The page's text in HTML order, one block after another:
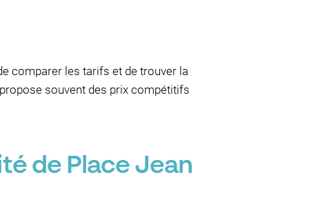
comparer les tarifs et de trouver la
souvent des prix compétitifs
de Place Jean